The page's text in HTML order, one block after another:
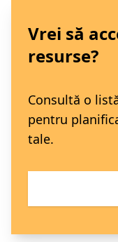
Vrei să
resurse?
Consultă o
pentru
tale.